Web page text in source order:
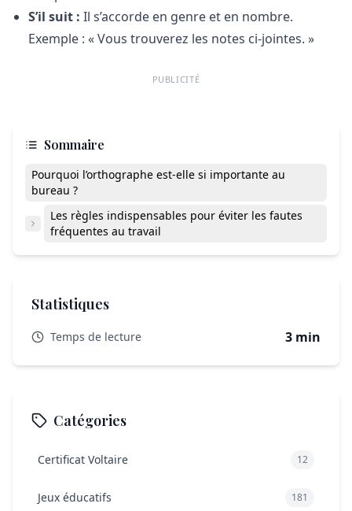
S’il suit : Il s’accorde en genre et en nombre.
Exemple : « Vous trouverez les notes ci-jointes. »
PUBLICITÉ
Sommaire
Pourquoi l’orthographe est-elle si importante au
bureau ?
Les règles indispensables pour éviter les fautes
fréquentes au travail
Statistiques
Temps de lecture 3 min
Catégories
Certificat Voltaire 12
Jeux éducatifs 181